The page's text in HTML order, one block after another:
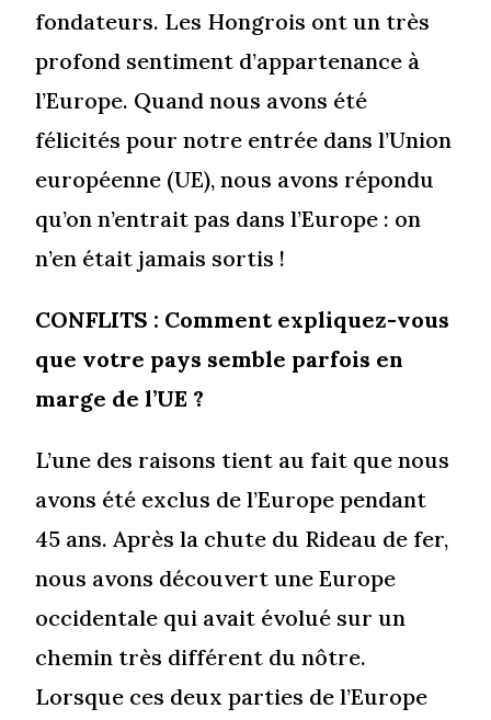
fondateurs. Les Hongrois ont un très
profond sentiment d’appartenance à
l’Europe. Quand nous avons été
félicités pour notre entrée dans l’Union
européenne (UE), nous avons répondu
qu’on n’entrait pas dans l’Europe : on
n’en était jamais sortis !
CONFLITS : Comment expliquez-vous
que votre pays semble parfois en
marge de l’UE ?
L’une des raisons tient au fait que nous
avons été exclus de l’Europe pendant
45 ans. Après la chute du Rideau de fer,
nous avons découvert une Europe
occidentale qui avait évolué sur un
chemin très différent du nôtre.
Lorsque ces deux parties de l’Europe